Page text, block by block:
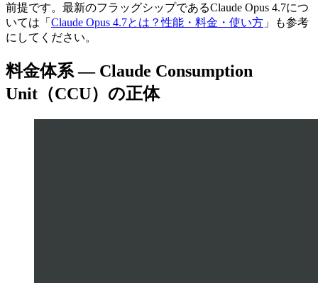
前提です。最新のフラッグシップであるClaude Opus 4.7につ
いては「 Claude Opus 4.7とは？性能・料金・使い方 」も参考
にしてください。
料金体系 — Claude Consumption
Unit（CCU）の正体